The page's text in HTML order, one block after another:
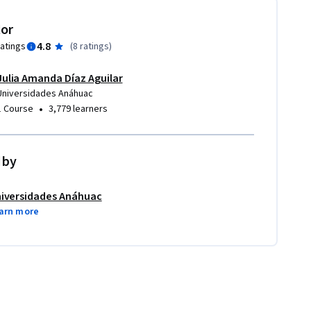
4.8 (8 ratings)
Amanda Díaz Aguilar
Anáhuac
Course • 3,779 learners
Anáhuac
more